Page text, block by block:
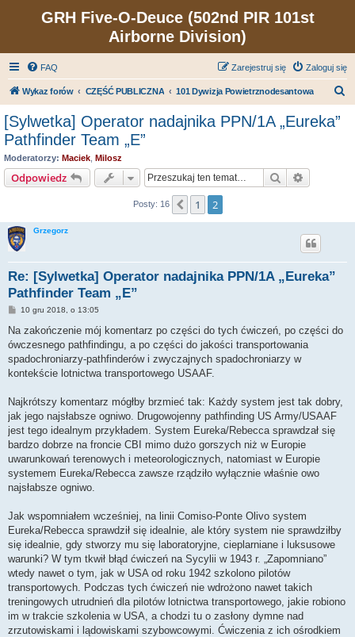
GRH Five-O-Deuce (502nd PIR 101st
Airborne Division)
FAQ Zaloguj się
Zarejestruj się
Wykaz forów CZĘŚĆ PUBLICZNA 101 Dywizja Powietrznodesantowa
[Sylwetka] Operator nadajnika PPN/1A „Eureka”
Pathfinder Team „E”
Moderatorzy: Maciek Milosz
Odpowiedz Szukaj
Posty: 16 Poprzednia
1 2
Grzegorz
Re: [Sylwetka] Operator nadajnika PPN/1A „Eureka”
Pathfinder Team „E”
P
s
10 gru 2018, o 13:05
Na zakończenie mój komentarz po części do tych ćwiczeń, po części do
ówczesnego pathfindingu, a po części do jakości transportowania
spadochroniarzy-pathfinderów i zwyczajnych spadochroniarzy w
kontekście lotnictwa transportowego USAAF.
Najkrótszy komentarz mógłby brzmieć tak: Każdy system jest tak dobry,
jak jego najsłabsze ogniwo. Drugowojenny pathfinding US Army/USAAF
jest tego idealnym przykładem. System Eureka/Rebecca sprawdzał się
bardzo dobrze na froncie CBI mimo dużo gorszych niż w Europie
uwarunkowań terenowych i meteorologicznych, natomiast w Europie
systemem Eureka/Rebecca zawsze rządziło wyłącznie właśnie owo
najsłabsze ogniwo.
Jak wspomniałem wcześniej, na linii Comiso-Ponte Olivo system
Eureka/Rebecca sprawdził się idealnie, ale który system nie sprawdziłby
się idealnie, gdy stworzy mu się laboratoryjne, cieplarniane i luksusowe
warunki? W tym tkwił błąd ćwiczeń na Sycylii w 1943 r. „Zapomniano”
wtedy nawet o tym, jak w USA od roku 1942 szkolono pilotów
transportowych. Podczas tych ćwiczeń nie wdrożono nawet takich
treningowych utrudnień dla pilotów lotnictwa transportowego, jakie robiono
im w trakcie szkolenia w USA, a chodzi tu o zasłony dymne nad
zrzutowiskami i lądowiskami szybowcowymi. Ćwiczenia z ich ośrodkiem